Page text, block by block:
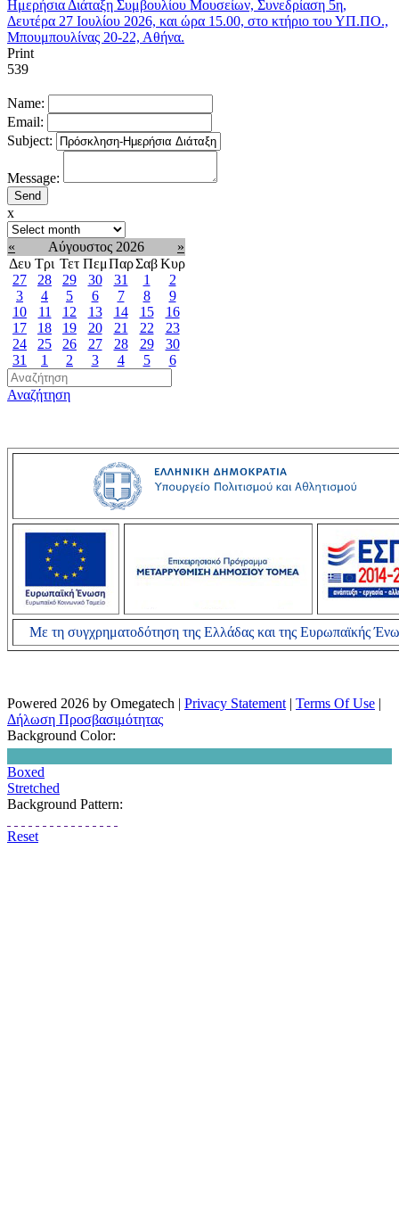
Ημερήσια Διάταξη Συμβουλίου Μουσείων, Συνεδρίαση 5η,
Δευτέρα 27 Ιουλίου 2026, και ώρα 15.00, στο κτήριο του ΥΠ.ΠΟ.,
Μπουμπουλίνας 20-22, Αθήνα.
Print
539
Name:
Email:
Subject:
Message:
x
« Αύγουστος 2026
»
Δευ Τρι Τετ ΠεμΠαρΣαβΚυρ
27
28 29 30 31 1
2
3
4 5 6 7 8
9
10
11 12 13 14 15
16
17
18 19 20 21 22
23
24
25 26 27 28 29
30
31
1 2 3 4 5 6
Αναζήτηση
Με τη συγχρηματοδότηση της Ελλάδας και της Ευρωπαϊκής
Powered 2026 by Omegatech | Privacy Statement | Terms Of Use |
Δήλωση Προσβασιμότητας
Background Color:
Boxed
Stretched
Background Pattern:
Reset